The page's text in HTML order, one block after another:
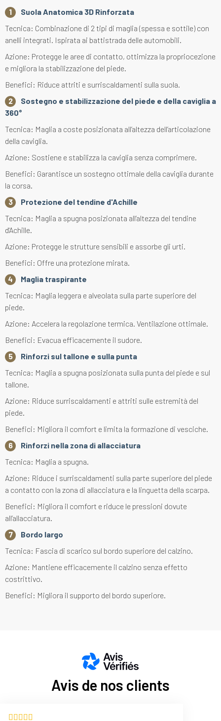
Suola Anatomica 3D Rinforzata
Tecnica: Combinazione di 2 tipi di maglia (spessa e sottile) con
anelli integrati. Ispirata ai battistrada delle automobili.
Azione: Protegge le aree di contatto, ottimizza la propriocezione
e migliora la stabilizzazione del piede.
Benefici: Riduce attriti e surriscaldamenti sulla suola.
Sostegno e stabilizzazione del piede e della caviglia a
360°
Tecnica: Maglia a coste posizionata all’altezza dell’articolazione
della caviglia.
Azione: Sostiene e stabilizza la caviglia senza comprimere.
Benefici: Garantisce un sostegno ottimale della caviglia durante
la corsa.
Protezione del tendine d'Achille
Tecnica: Maglia a spugna posizionata all’altezza del tendine
d'Achille.
Azione: Protegge le strutture sensibili e assorbe gli urti.
Benefici: Offre una protezione mirata.
Maglia traspirante
Tecnica: Maglia leggera e alveolata sulla parte superiore del
piede.
Azione: Accelera la regolazione termica. Ventilazione ottimale.
Benefici: Evacua efficacemente il sudore.
Rinforzi sul tallone e sulla punta
Tecnica: Maglia a spugna posizionata sulla punta del piede e sul
tallone.
Azione: Riduce surriscaldamenti e attriti sulle estremità del
piede.
Benefici: Migliora il comfort e limita la formazione di vesciche.
Rinforzi nella zona di allacciatura
Tecnica: Maglia a spugna.
Azione: Riduce i surriscaldamenti sulla parte superiore del piede
a contatto con la zona di allacciatura e la linguetta della scarpa.
Benefici: Migliora il comfort e riduce le pressioni dovute
all’allacciatura.
Bordo largo
Tecnica: Fascia di scarico sul bordo superiore del calzino.
Azione: Mantiene efficacemente il calzino senza effetto
costrittivo.
Benefici: Migliora il supporto del bordo superiore.
Avis de nos clients